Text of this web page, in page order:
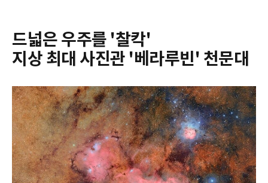
드넓은 우주를 '찰칵'
지상 최대 사진관 '베라루빈' 천문대